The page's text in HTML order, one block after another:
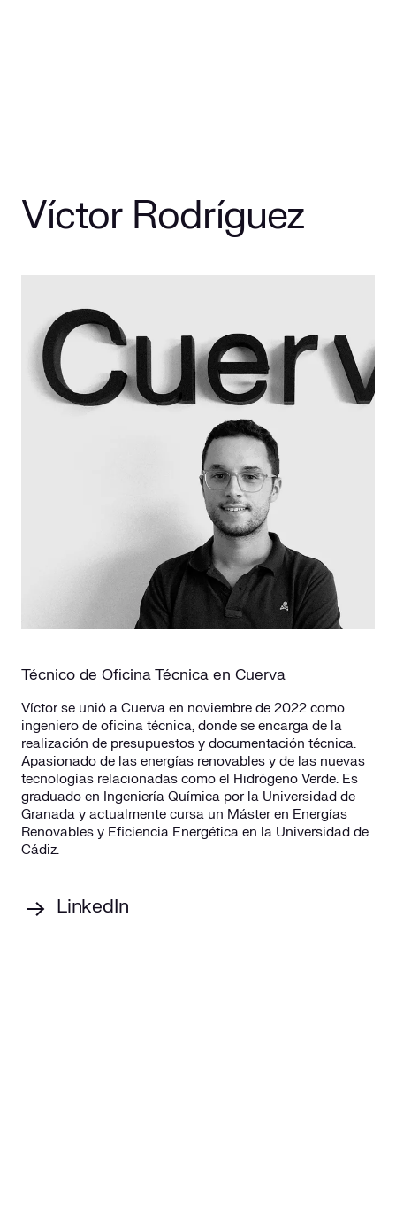
Víctor Rodríguez
Técnico de Oficina Técnica en Cuerva
Víctor se unió a Cuerva en noviembre de 2022 como
ingeniero de oficina técnica, donde se encarga de la
realización de presupuestos y documentación técnica.
Apasionado de las energías renovables y de las nuevas
tecnologías relacionadas como el Hidrógeno Verde. Es
graduado en Ingeniería Química por la Universidad de
Granada y actualmente cursa un Máster en Energías
Renovables y Eficiencia Energética en la Universidad de
Cádiz.
LinkedIn